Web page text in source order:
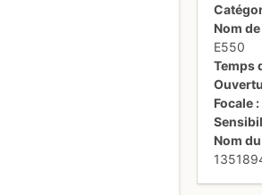
Nom de
E550
Temps
Focale
Nom